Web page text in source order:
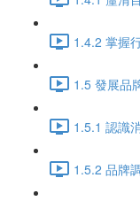
1.4.2 掌握
1.5 發展品
1.5.1 認識
1.5.2 品牌